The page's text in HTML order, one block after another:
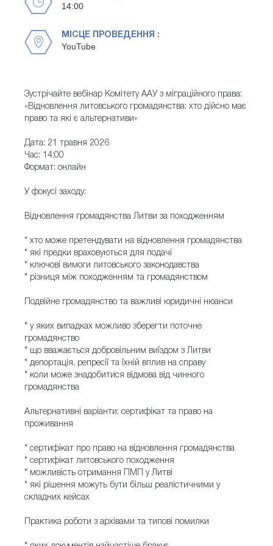
14:00
МІСЦЕ ПРОВЕДЕННЯ :
YouTube
Зустрічайте вебінар Комітету ААУ з міграційного права:
«Відновлення литовського громадянства: хто дійсно має
право та які є альтернативи»
Дата: 21 травня 2026
Час: 14:00
Формат: онлайн
У фокусі заходу:
Відновлення громадянства Литви за походженням
* хто може претендувати на відновлення громадянства
* які предки враховуються для подачі
* ключові вимоги литовського законодавства
* різниця між походженням та громадянством
Подвійне громадянство та важливі юридичні нюанси
* у яких випадках можливо зберегти поточне
громадянство
* що вважається добровільним виїздом з Литви
* депортація, репресії та їхній вплив на справу
* коли може знадобитися відмова від чинного
громадянства
Альтернативні варіанти: сертифікат та право на
проживання
* сертифікат про право на відновлення громадянства
* сертифікат литовського походження
* можливість отримання ПМП у Литві
* які рішення можуть бути більш реалістичними у
складних кейсах
Практика роботи з архівами та типові помилки